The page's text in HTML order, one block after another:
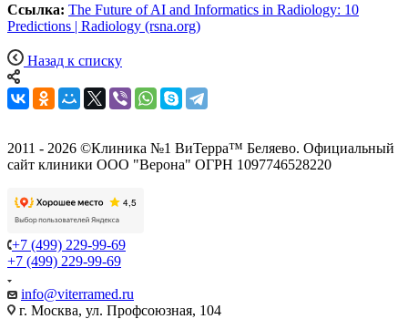
Ссылка: The Future of AI and Informatics in Radiology: 10
Predictions | Radiology (rsna.org)
Назад к списку
2011 - 2026 ©Клиника №1 ВиТерра™ Беляево. Официальный
сайт клиники ООО "Верона" ОГРН 1097746528220
+7 (499) 229-99-69
+7 (499) 229-99-69
info@viterramed.ru
г. Москва, ул. Профсоюзная, 104